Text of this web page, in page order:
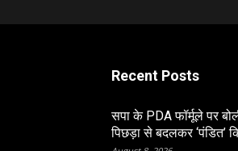
Recent Posts
सपा के PDA फॉर्मूले पर
पिछड़ा से बदलकर ‘पंडित’